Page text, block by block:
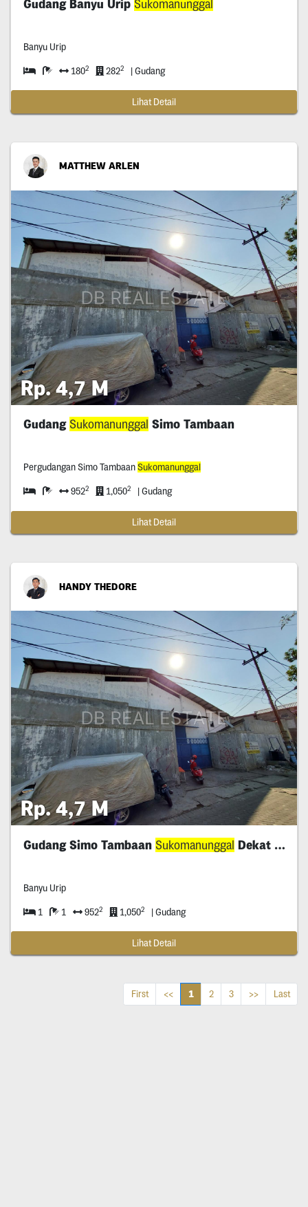
Gudang Banyu Urip Sukomanunggal
Banyu Urip
1802 2822 | Gudang
Lihat Detail
MATTHEW ARLEN
Rp. 4,7 M
Gudang Sukomanunggal Simo Tambaan
Pergudangan Simo TambaanSukomanunggal
9522 1,0502 | Gudang
Lihat Detail
HANDY THEDORE
Rp. 4,7 M
Gudang Simo Tambaan Sukomanunggal Dekat Banyu Urip
Banyu Urip
1 1 9522 1,0502 | Gudang
Lihat Detail
First << 1 2 3 >> Last